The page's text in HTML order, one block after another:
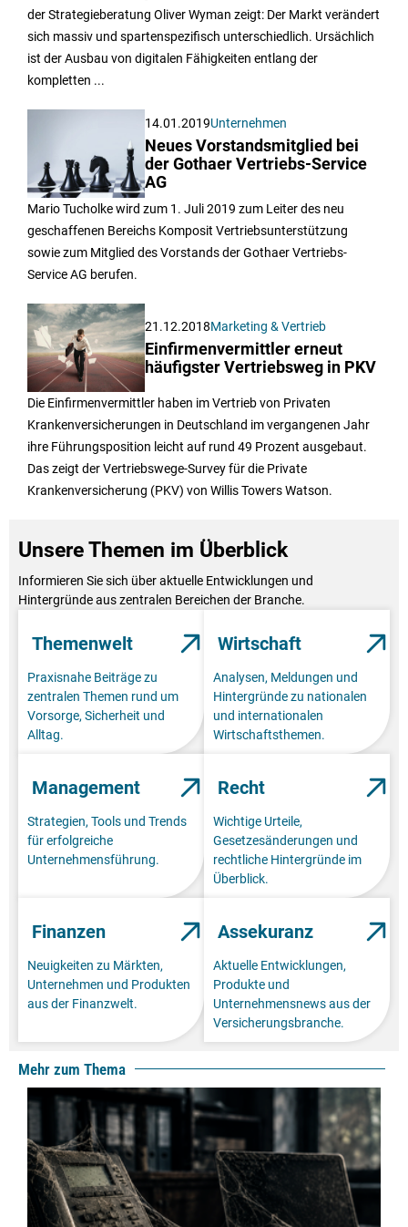
der Strategieberatung Oliver Wyman zeigt: Der Markt verändert
sich massiv und spartenspezifisch unterschiedlich. Ursächlich
ist der Ausbau von digitalen Fähigkeiten entlang der
kompletten ...
14.01.2019Unternehmen
Neues Vorstandsmitglied bei
der Gothaer Vertriebs-Service
AG
Mario Tucholke wird zum 1. Juli 2019 zum Leiter des neu
geschaffenen Bereichs Komposit Vertriebsunterstützung
sowie zum Mitglied des Vorstands der Gothaer Vertriebs-
Service AG berufen.
21.12.2018Marketing & Vertrieb
Einfirmenvermittler erneut
häufigster Vertriebsweg in PKV
Die Einfirmenvermittler haben im Vertrieb von Privaten
Krankenversicherungen in Deutschland im vergangenen Jahr
ihre Führungsposition leicht auf rund 49 Prozent ausgebaut.
Das zeigt der Vertriebswege-Survey für die Private
Krankenversicherung (PKV) von Willis Towers Watson.
Unsere Themen im Überblick
Informieren Sie sich über aktuelle Entwicklungen und
Hintergründe aus zentralen Bereichen der Branche.
Themenwelt
Praxisnahe Beiträge zu
zentralen Themen rund um
Vorsorge, Sicherheit und
Alltag.
Wirtschaft
Analysen, Meldungen und
Hintergründe zu nationalen
und internationalen
Wirtschaftsthemen.
Management
Strategien, Tools und Trends
für erfolgreiche
Unternehmensführung.
Recht
Wichtige Urteile,
Gesetzesänderungen und
rechtliche Hintergründe im
Überblick.
Finanzen
Neuigkeiten zu Märkten,
Unternehmen und Produkten
aus der Finanzwelt.
Assekuranz
Aktuelle Entwicklungen,
Produkte und
Unternehmensnews aus der
Versicherungsbranche.
Mehr zum Thema